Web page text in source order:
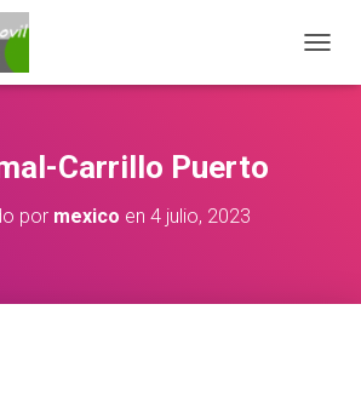
Carrillo Puerto
por mexico en 4 julio, 2023